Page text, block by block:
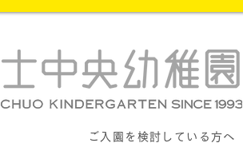
ご入園を検討している方へ